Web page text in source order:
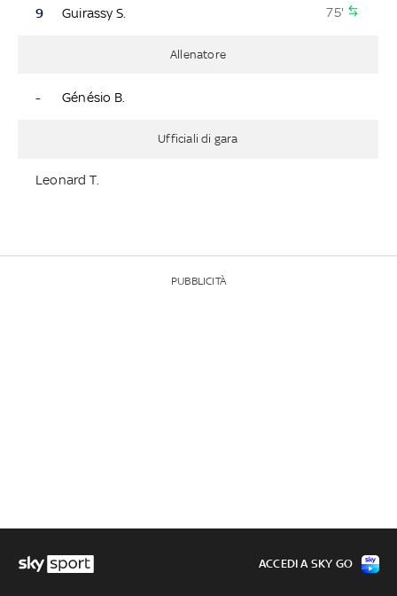
9 Guirassy S. 75'
Allenatore
- Génésio B.
Ufficiali di gara
Leonard T.
PUBBLICITÀ
ACCEDI A SKY GO